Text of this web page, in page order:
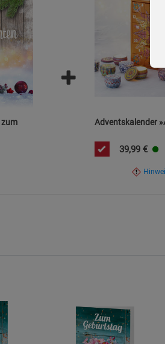
zum
Adventskalender
39,99 €